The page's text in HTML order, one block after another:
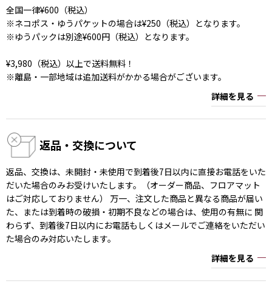
全国一律¥600（税込）
※ネコポス・ゆうパケットの場合は¥250（税込）となります。
※ゆうパックは別途¥600円（税込）となります。
¥3,980（税込）以上で送料無料！
※離島・一部地域は追加送料がかかる場合がございます。
詳細を見る
返品・交換について
返品、交換は、未開封・未使用で到着後7日以内に直接お電話をいた
だいた場合のみお受けいたします。（オーダー商品、フロアマット
はご対応しておりません） 万一、注文した商品と異なる商品が届い
た、または到着時の破損・初期不良などの場合は、使用の有無に 関
わらず、到着後7日以内にお電話もしくはメールでご連絡をいただい
た場合のみ対応いたします。
詳細を見る